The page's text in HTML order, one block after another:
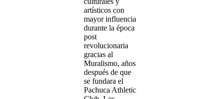
artísticos con
mayor influencia
durante la época
post
revolucionaria
gracias al
Muralismo, años
después de que
se fundara el
Pachuca Athletic